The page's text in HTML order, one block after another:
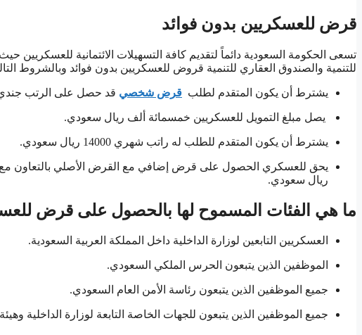
قرض للعسكريين بدون فوائد
تسعى الحكومة السعودية دائماً لتقديم كافة التسهيلات الائتمانية للعسكريين
للتنمية والصندوق العقاري للتنمية قروض للعسكريين بدون فوائد وبالشروط
يشترط أن يكون المتقدم لطلب قرض شخصي قد حصل على الرتب جندي
يصل مبلغ التمويل للعسكريين خمسمائة ألف ريال سعودي.
يشترط أن يكون المتقدم للطلب له راتب شهري 14000 ريال سعودي.
يحق للعسكري الحصول على قرض إضافي مع القرض الأصلي بالتعاون مع
ريال سعودي.
ما هي الفئات المسموح لها بالحصول على قرض
العسكريين التابعين لوزارة الداخلية داخل المملكة العربية السعودية.
الموظفين الذين يتبعون الحرس الملكي السعودي.
جميع الموظفين الذين يتبعون رئاسة الأمن العام السعودي.
جميع الموظفين الذين يتبعون للجهات الخاصة التابعة لوزارة الداخلية